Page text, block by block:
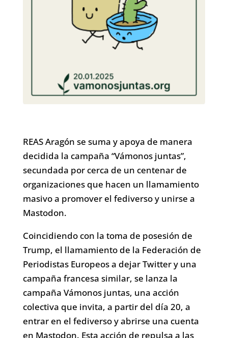
REAS Aragón se suma y apoya de manera
decidida la campaña “Vámonos juntas”,
secundada por cerca de un centenar de
organizaciones que hacen un llamamiento
masivo a promover el fediverso y unirse a
Mastodon.
Coincidiendo con la toma de posesión de
Trump, el llamamiento de la Federación de
Periodistas Europeos a dejar Twitter y una
campaña francesa similar, se lanza la
campaña Vámonos juntas, una acción
colectiva que invita, a partir del día 20, a
entrar en el fediverso y abrirse una cuenta
en Mastodon. Esta acción de repulsa a las